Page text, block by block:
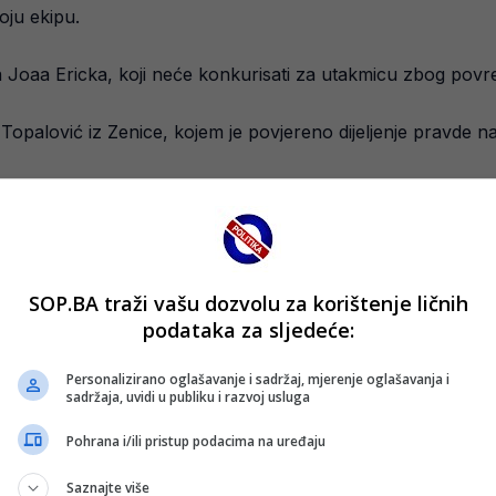
ekipu.
Ericka, koji neće konkurisati za utakmicu zbog
iz Zenice, kojem je povjereno dijeljenje pravde
lige Bosne i Hercegovine. Kolo počinje večeras, dok
na Pecari. Riječ je o utakmici koja nema poseban
borba za opstanak donosi mnogo neizvjesnosti.
SOP.BA traži vašu dozvolu za korištenje ličnih
podataka za sljedeće:
Personalizirano oglašavanje i sadržaj, mjerenje oglašavanja i
sadržaja, uvidi u publiku i razvoj usluga
Pohrana i/ili pristup podacima na uređaju
Saznajte više